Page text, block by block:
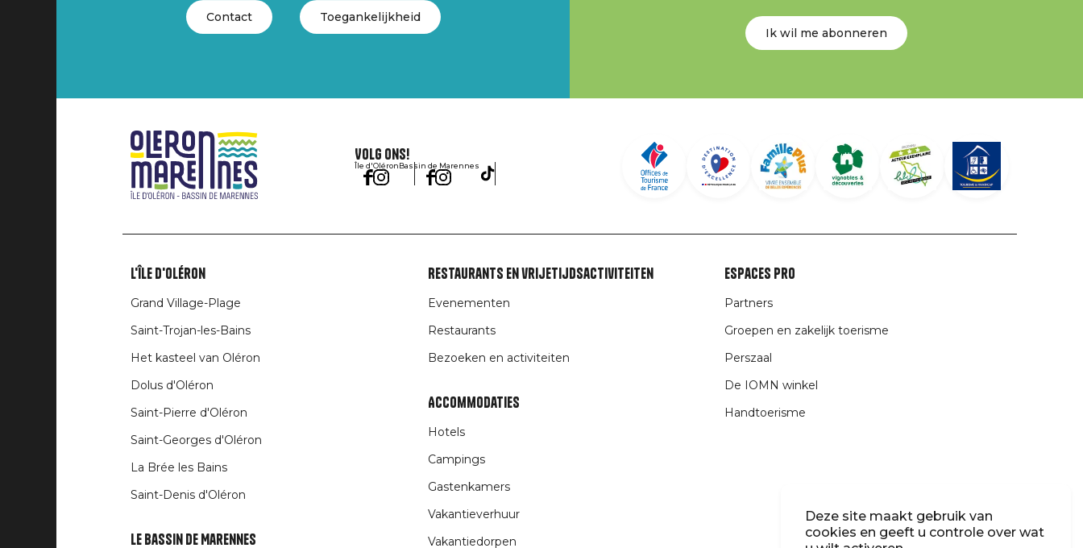
Contact Toegankelijkheid
Ik wil me abonneren
Volg ons!
Île d'OléronBassin de Marennes
Liens
rubriques
L'île d'Oléron
Grand Village-Plage
Saint-Trojan-les-Bains
Het kasteel van Oléron
Dolus d'Oléron
Saint-Pierre d'Oléron
Saint-Georges d'Oléron
La Brée les Bains
Saint-Denis d'Oléron
Le Bassin de Marennes
Restaurants en vrijetijdsactiviteiten
Evenementen
Restaurants
Bezoeken en activiteiten
Accommodaties
Hotels
Campings
Gastenkamers
Vakantieverhuur
Vakantiedorpen
Espaces Pro
Partners
Groepen en zakelijk toerisme
Perszaal
De IOMN winkel
Handtoerisme
Deze site maakt gebruik van
cookies en geeft u controle over wat